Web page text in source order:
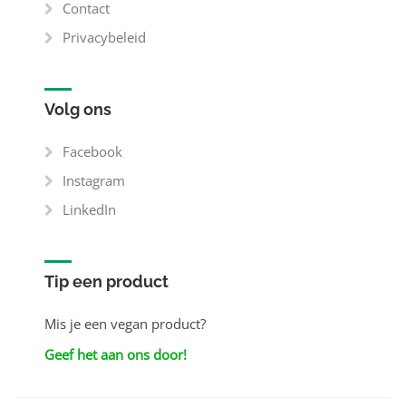
Contact
Privacybeleid
Volg ons
Facebook
Instagram
LinkedIn
Tip een product
Mis je een vegan product?
Geef het aan ons door!